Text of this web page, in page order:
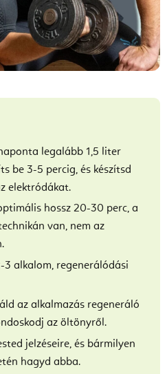
legalább 1,5 liter
be 3-5 percig, és készítsd
elektródákat.
hossz 20-30 perc, a
van, nem az
3 alkalom, regenerálódási
az alkalmazás regeneráló
az öltönyről.
jelzéseire, és bármilyen
hagyd abba.